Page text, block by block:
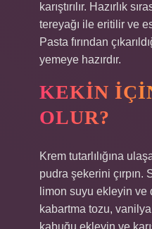
karıştırılır. Hazırlık
tereyağı ile eritilir ve
Pasta fırından
yemeye hazırdır.
KEKIN
OLUR?
Krem tutarlılığına
pudra şekerini çırpın.
limon suyu ekleyin ve
kabartma tozu,
kabuğu ekleyin ve